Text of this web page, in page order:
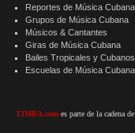
Reportes de Música Cubana
Grupos de Música Cubana
Músicos & Cantantes
Giras de Música Cubana
Bailes Tropicales y Cubanos
Escuelas de Música Cubana
TIMBA.com es parte de la cadena